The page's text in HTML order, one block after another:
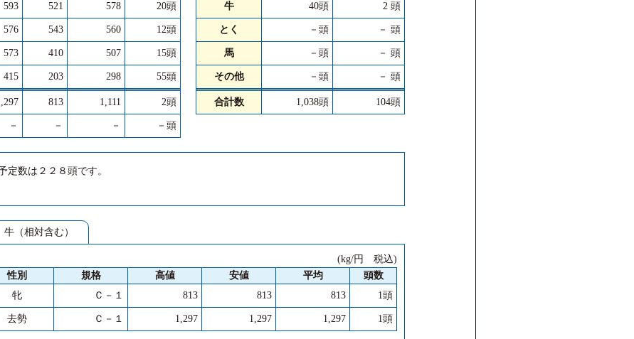
593 521 578 20頭
576 543 560 12頭
573 410 507 15頭
415 203 298 55頭
813 1,111 2頭
－ － － －頭
牛 40頭 2 頭
とく －頭 － 頭
馬 －頭 － 頭
その他 －頭 － 頭
合計数 1,038頭 104頭
定数は２２８頭です。
牛（相対含む）
(kg/円 税込)
性別 規格 高値 安値 平均
頭数
牝 Ｃ－１ 813 813 813 1頭
去勢 Ｃ－１ 1,297 1,297 1,297 1頭